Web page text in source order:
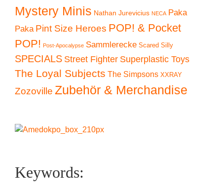
Mystery Minis Nathan Jurevicius NECA Paka
Paka Pint Size Heroes POP! & Pocket
POP! Post-Apocalypse Sammlerecke Scared Silly
SPECIALS Street Fighter Superplastic Toys
The Loyal Subjects The Simpsons XXRAY
Zozoville Zubehör & Merchandise
Keywords: